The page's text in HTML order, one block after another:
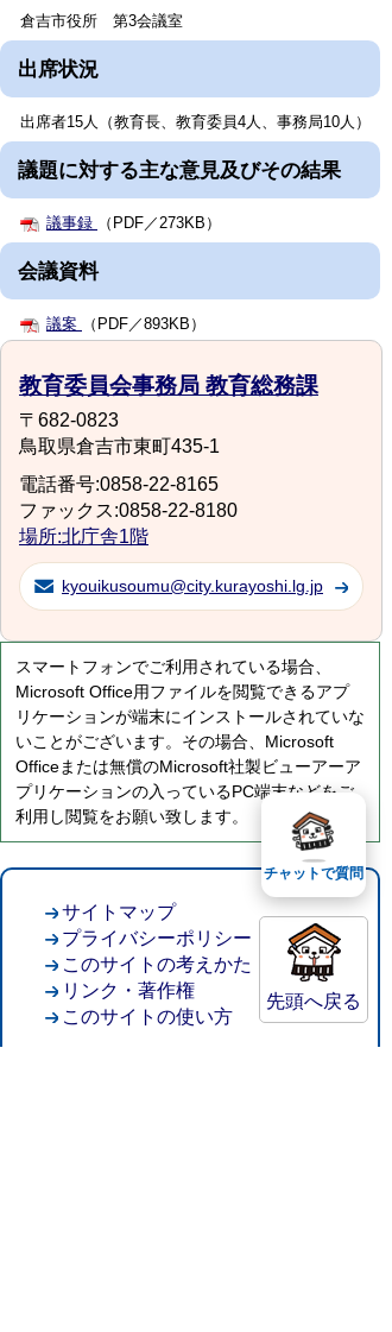
倉吉市役所 第3会議室
出席状況
出席者15人（教育長、教育委員4人、事務局10人）
議題に対する主な意見及びその結果
議事録 （PDF／273KB）
会議資料
議案 （PDF／893KB）
教育委員会事務局 教育総務課
〒682-0823
鳥取県倉吉市東町435-1
電話番号:0858-22-8165
ファックス:0858-22-8180
場所:北庁舎1階
kyouikusoumu@city.kurayoshi.lg.jp
スマートフォンでご利用されている場合、
Microsoft Office用ファイルを閲覧できるアプ
リケーションが端末にインストールされていな
いことがございます。その場合、Microsoft
Officeまたは無償のMicrosoft社製ビューアーア
プリケーションの入っているPC端末などをご
利用し閲覧をお願い致します。
先頭へ戻る
サイトマップ
プライバシーポリシー
このサイトの考えかた
リンク・著作権
このサイトの使い方
チャットで質問